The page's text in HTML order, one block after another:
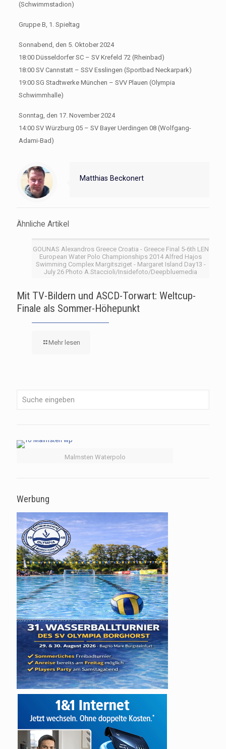
(Schwimmstadion)
Gruppe B, 1. Spieltag
Sonnabend, den 5. Oktober 2024
18:00 Düsseldorfer SC – SV Krefeld 72 (Rheinbad)
18:00 SV Cannstatt – SSV Esslingen (Sportbad Neckarpark)
19:00 SG Stadtwerke München – SVV Plauen (Olympia
Schwimmhalle)
Sonntag, den 17. November 2024
14:00 SV Würzburg 05 – SV Bayer Uerdingen 08 (Wolfgang-
Adami-Bad)
Matthias Beckonert
Ähnliche Artikel
GOUNAS Alexandros Greece Croatia - Greece Final 5-6th LEN
European Water Polo Championships 2014 Alfred Hajos
Swimming Complex Margitsziget - Margaret Island Day13 -
July 26 Photo A.Staccioli/Insidefoto/Deepbluemedia
Mit TV-Bildern und ASCD-Torwart: Weltcup-
Finale als Sommer-Höhepunkt
Mehr lesen
Malmsten Waterpolo
Werbung